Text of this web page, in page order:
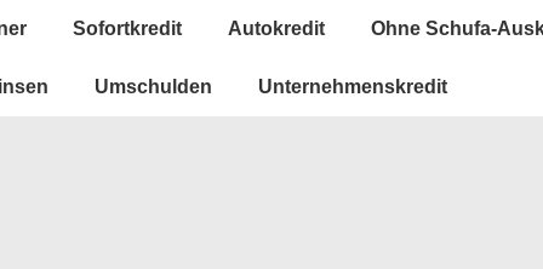
Sofortkredit Autokredit Ohne Schufa-
Umschulden Unternehmenskredit